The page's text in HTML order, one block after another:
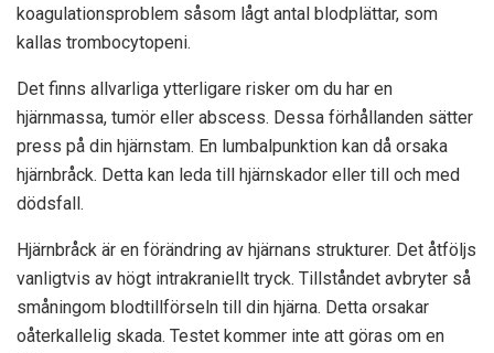
koagulationsproblem såsom lågt antal blodplättar, som
kallas trombocytopeni.
Det finns allvarliga ytterligare risker om du har en
hjärnmassa, tumör eller abscess. Dessa förhållanden sätter
press på din hjärnstam. En lumbalpunktion kan då orsaka
hjärnbråck. Detta kan leda till hjärnskador eller till och med
dödsfall.
Hjärnbråck är en förändring av hjärnans strukturer. Det åtföljs
vanligtvis av högt intrakraniellt tryck. Tillståndet avbryter så
småningom blodtillförseln till din hjärna. Detta orsakar
oåterkallelig skada. Testet kommer inte att göras om en